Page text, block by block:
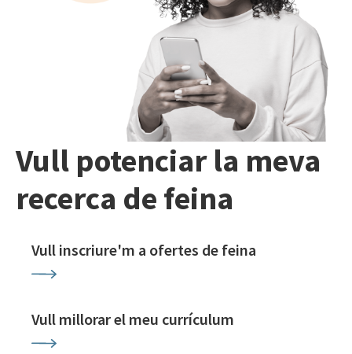
Vull potenciar la meva
recerca de feina
Vull inscriure'm a ofertes de feina
Vull millorar el meu currículum